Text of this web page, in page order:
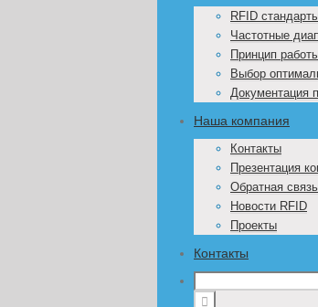
RFID
Частотные
Принцип
Выбор
Документация
Наша компания
Контакты
Презентация
Обратная связь
Новости RFID
Проекты
Контакты